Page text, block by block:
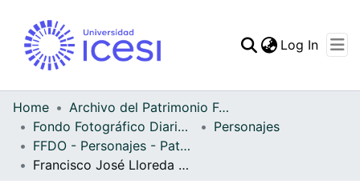
Statistics
Log In
Home
Archivo del Patrimonio Fotográfico y Fílmico del Valle del Cauca
Fondo Fotográfico Diario Occidente
Personajes
FFDO - Personajes - Patrimonial
Francisco José Lloreda en campaña